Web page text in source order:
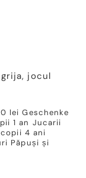
jocul
lei Geschenke
1 an Jucarii
4 ani
Păpuși și